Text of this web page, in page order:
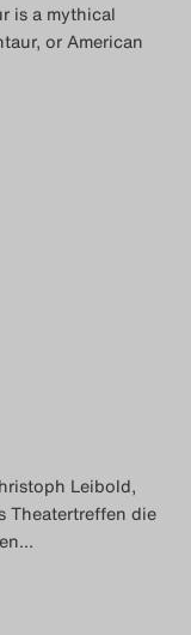
is a mythical
or American
Leibold,
Theatertreffen die
…